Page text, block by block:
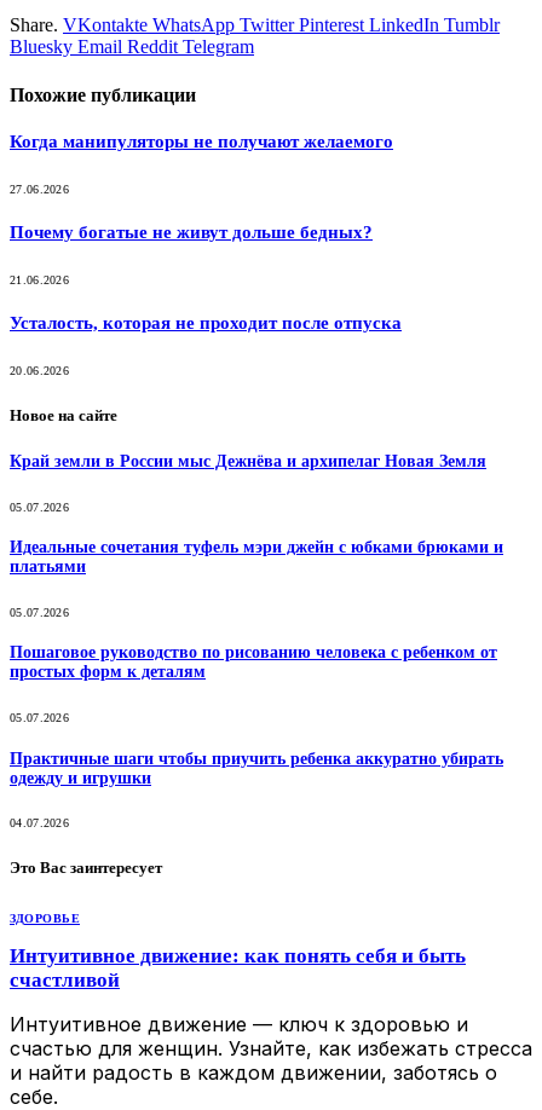
Share. VKontakte WhatsApp Twitter Pinterest LinkedIn Tumblr
Bluesky Email ‏Reddit Telegram
Похожие публикации
Когда манипуляторы не получают желаемого
27.06.2026
Почему богатые не живут дольше бедных?
21.06.2026
Усталость, которая не проходит после отпуска
20.06.2026
Новое на сайте
Край земли в России мыс Дежнёва и архипелаг Новая Земля
05.07.2026
Идеальные сочетания туфель мэри джейн с юбками брюками и
платьями
05.07.2026
Пошаговое руководство по рисованию человека с ребенком от
простых форм к деталям
05.07.2026
Практичные шаги чтобы приучить ребенка аккуратно убирать
одежду и игрушки
04.07.2026
Это Вас заинтересует
ЗДОРОВЬЕ
Интуитивное движение: как понять себя и быть
счастливой
Интуитивное движение — ключ к здоровью и
счастью для женщин. Узнайте, как избежать стресса
и найти радость в каждом движении, заботясь о
себе.